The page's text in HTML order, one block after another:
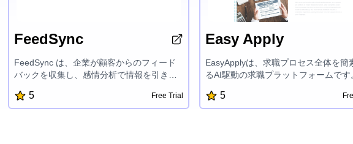
FeedSync
FeedSync は、企業が顧客からのフィード
バックを収集し、感情分析で情報を引き出
ットフォームです。AI支援のフォームビル
ダー、感情分析、ユーザー エンゲージメン
5 Free Trial
Easy Apply
EasyApplyは、求職プロセス全体を簡
るAI駆動の求職プラットフォームです
動生成、面接準備の個別サポートなど
能を備えており、求職者の効率性、自
5